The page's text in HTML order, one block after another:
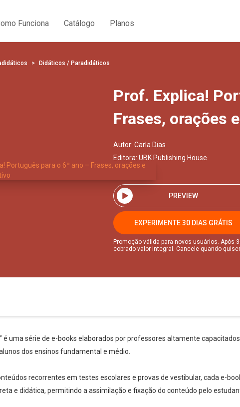
Funciona Catálogo Planos
Didáticos / Paradidáticos
Prof. Explica!
Frases, orações
Autor: Carla Dias
Editora: UBK Publishing House
PREVIEW
EXPERIMENTE 30 DIAS GRÁTIS
Promoção válida para novos usuários. Após
cobrado valor integral. Cancele quando
é uma série de e-books elaborados por professores altamente
dos ensinos fundamental e médio.
recorrentes em testes escolares e provas de vestibular, cada e-
e didática, permitindo a assimilação e fixação do conteúdo pelo